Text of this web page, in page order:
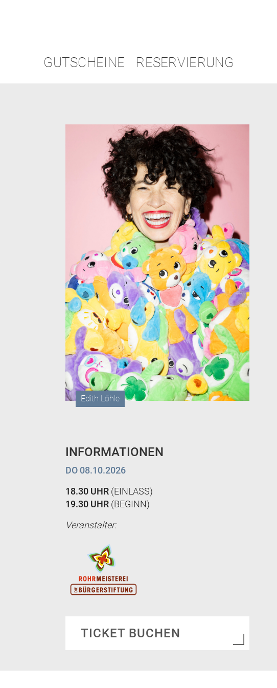
GUTSCHEINE RESERVIERUNG
Edith Löhle
INFORMATIONEN
DO 08.10.2026
18.30 UHR (EINLASS)
19.30 UHR (BEGINN)
Veranstalter:
TICKET BUCHEN